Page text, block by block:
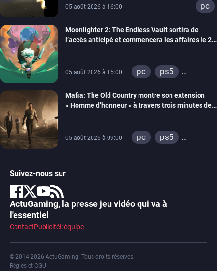
05 août 2026 à 16:00 pc
Moonlighter 2: The Endless Vault sortira de
l’accès anticipé et commencera les affaires le 2
05 août 2026 à 15:00 pc
ps5
Mafia: The Old Country montre son extension
« Homme d’honneur » à travers trois minutes de
05 août 2026 à 09:00 pc
ps5
Suivez-nous sur
ActuGaming, la presse jeu vidéo qui va à
l'essentiel
ContactPublicitéL’équipe
© 2014-2026 ActuGaming. Tous droits réservés.
Règles et CGU